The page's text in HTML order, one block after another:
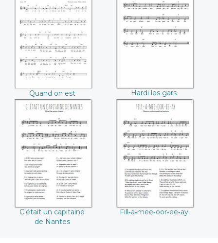
marinier (Rohan le
Barde)
Quand on est
marinier (Rohan le
Barde)
Hardi les gars
d'Plaimpied
Hardi les gars
d'Plaimpied
C'était un capitaine
de Nantes
C'était un capitaine
de Nantes
Fill‐a‐mee‐oor‐ee‐
ay
Fill‐a‐mee‐oor‐ee‐ay